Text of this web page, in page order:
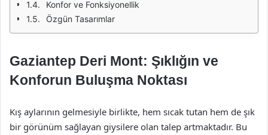
Konfor ve Fonksiyonellik
Özgün Tasarımlar
Gaziantep Deri Mont: Şıklığın ve
Konforun Buluşma Noktası
Kış aylarının gelmesiyle birlikte, hem sıcak tutan hem de şık
bir görünüm sağlayan giysilere olan talep artmaktadır. Bu